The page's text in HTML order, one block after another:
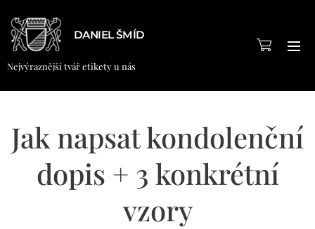
DANIEL ŠMÍD
Nejvýraznější tvář etikety u nás
Jak napsat kondolenční
dopis + 3 konkrétní
vzory